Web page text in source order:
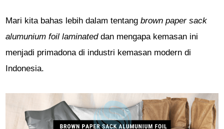
Mari kita bahas lebih dalam tentangbrown paper sack
alumunium foil laminateddan mengapa kemasan ini
menjadi primadona di industri kemasan modern di
Indonesia.